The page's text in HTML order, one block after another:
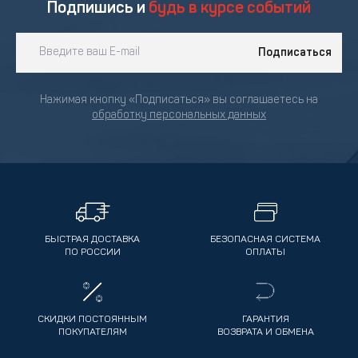
Подпишись и будь в курсе событий
Подписаться
Нажимая кнопку «Подписаться» вы соглашаетесь на
обработку персональных данных
БЫСТРАЯ ДОСТАВКА
ПО РОССИИ
БЕЗОПАСНАЯ СИСТЕМА
ОПЛАТЫ
СКИДКИ ПОСТОЯННЫМ
ПОКУПАТЕЛЯМ
ГАРАНТИЯ
ВОЗВРАТА И ОБМЕНА